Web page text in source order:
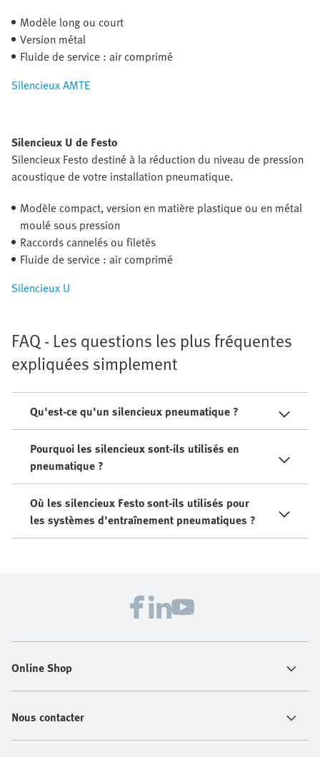
Modèle long ou court
Version métal
Fluide de service : air comprimé
Silencieux AMTE
Silencieux U de Festo
Silencieux Festo destiné à la réduction du niveau de pression
acoustique de votre installation pneumatique.
Modèle compact, version en matière plastique ou en métal
moulé sous pression
Raccords cannelés ou filetés
Fluide de service : air comprimé
Silencieux U
FAQ - Les questions les plus fréquentes
expliquées simplement
Qu'est-ce qu'un silencieux pneumatique ?
Pourquoi les silencieux sont-ils utilisés en
pneumatique ?
Où les silencieux Festo sont-ils utilisés pour
les systèmes d'entraînement pneumatiques ?
Online Shop
Nous contacter